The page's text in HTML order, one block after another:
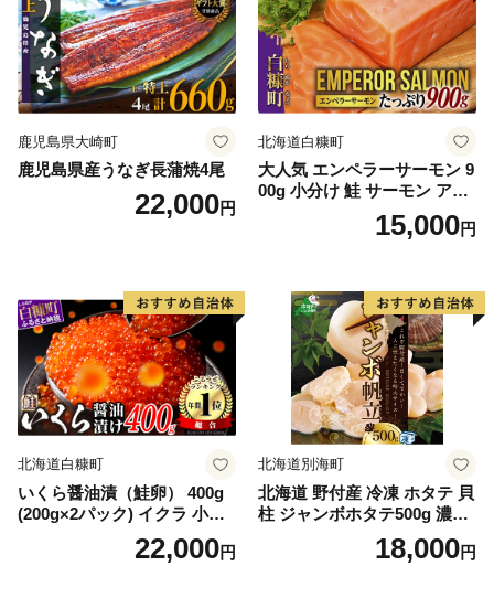
鹿児島県大崎町
鹿児島県産うなぎ長蒲焼4尾
22,000円
北海道白糠町
大人気 エンペラーサーモン 9
00g 小分け 鮭 サーモン アト
ランティックサーモン 水産
庁長官賞 受賞 さけ シャケ し
満足 美味しい 贈答 生食用 刺
身 お刺身 刺し身 魚介類 海鮮
冷凍 厚切り 薄切り ふるさと
納税 ふるさとチョイス チョ
イス 北海道 白糠町
15,000円
北海道白糠町
いくら醤油漬（鮭卵） 400g
(200g×2パック) イクラ 小分
け いくら醤油漬 鮭いくら い
くら醤油漬け 鮭 鮭卵 ikura
22,000円
北海道別海町
北海道 野付産 冷凍 ホタテ 貝
柱 ジャンボホタテ500g 濃厚
な旨味と甘み （ほたて ホタ
テ 帆立 貝柱 ホタテ貝柱 大玉
18,000円